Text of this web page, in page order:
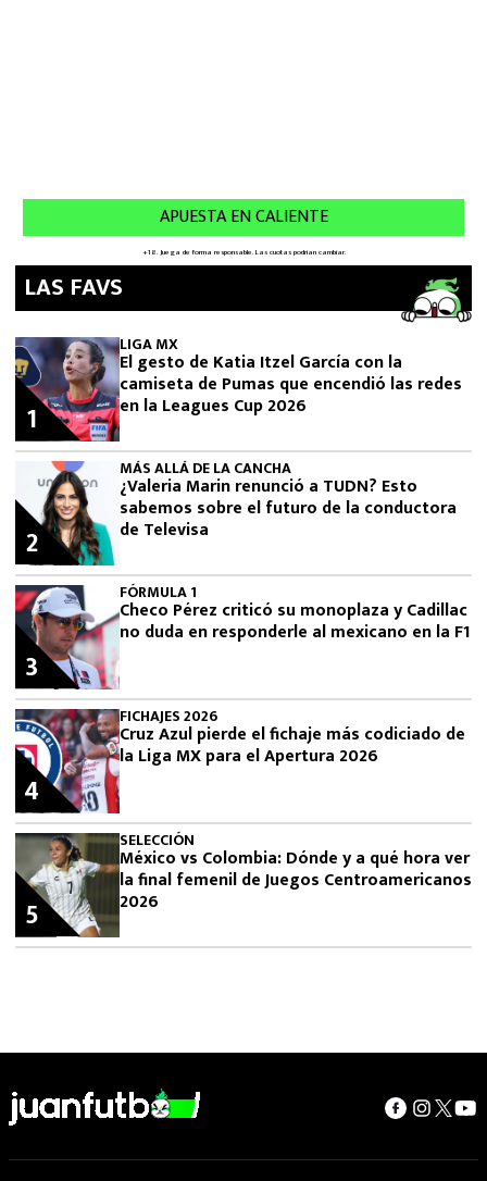
LAS FAVS
LIGA MX
El gesto de Katia Itzel García con la
camiseta de Pumas que encendió las redes
en la Leagues Cup 2026
1
MÁS ALLÁ DE LA CANCHA
¿Valeria Marin renunció a TUDN? Esto
sabemos sobre el futuro de la conductora
de Televisa
2
FÓRMULA 1
Checo Pérez criticó su monoplaza y Cadillac
no duda en responderle al mexicano en la F1
3
FICHAJES 2026
Cruz Azul pierde el fichaje más codiciado de
la Liga MX para el Apertura 2026
4
SELECCIÓN
México vs Colombia: Dónde y a qué hora ver
la final femenil de Juegos Centroamericanos
2026
5